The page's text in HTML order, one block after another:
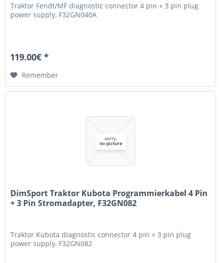
Traktor Fendt/MF diagnostic connector 4 pin + 3 pin plug
power supply, F32GN040A
119.00€ *
Remember
DimSport Traktor Kubota Programmierkabel 4 Pin
+ 3 Pin Stromadapter, F32GN082
Traktor Kubota diagnostic connector 4 pin + 3 pin plug
power supply, F32GN082